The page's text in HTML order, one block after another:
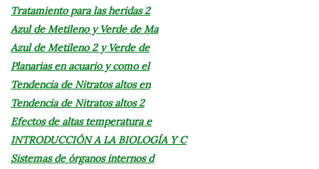
Tratamiento para las heridas 2
Azul de Metileno y Verde de Ma
Azul de Metileno 2 y Verde de
Planarias en acuario y como el
Tendencia de Nitratos altos en
Tendencia de Nitratos altos 2
Efectos de altas temperatura e
INTRODUCCIÓN A LA BIOLOGÍA Y C
Sistemas de órganos internos d